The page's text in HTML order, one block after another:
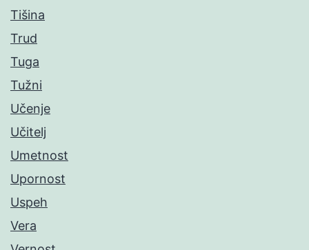
Tišina
Trud
Tuga
Tužni
Učenje
Učitelj
Umetnost
Upornost
Uspeh
Vera